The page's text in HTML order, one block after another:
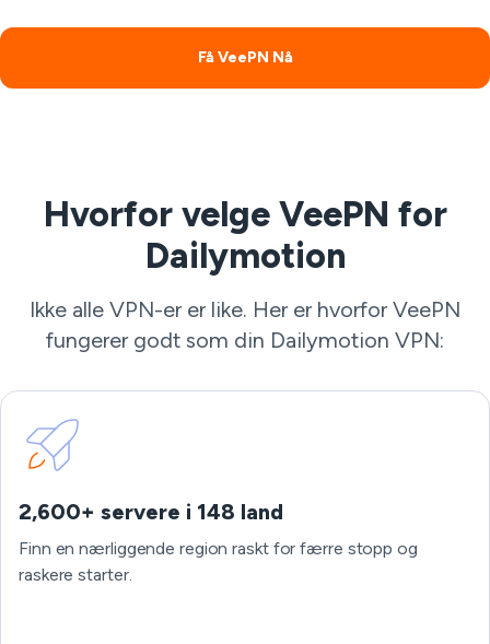
Få VeePN Nå
Hvorfor velge VeePN for
Dailymotion
Ikke alle VPN-er er like. Her er hvorfor VeePN
fungerer godt som din Dailymotion VPN:
2,600+ servere i 148 land
Finn en nærliggende region raskt for færre stopp og
raskere starter.